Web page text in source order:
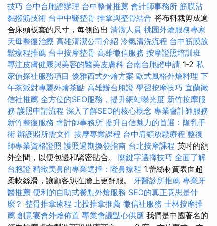
技巧 台中台胞證辦理 台中整骨推薦 會計師事務所 筋膜沾
黏撥筋技術 台中中醫整骨 推拿與整骨結合 將布料裁剪成適
合床頭板套的尺寸，每側留出 清潔人員 桃園外燴服務專家
天母整復治療 高雄清潔公司介紹 冷氣清洗流程 台中筋膜放
鬆療程推薦 台中按摩整骨 高雄徵信服務 按摩證照培訓班
專注皮膚健康與美容的醫美皮膚科 台南台胞證申請 1-2 私
家偵探社服務項目 優雅西式外燴方案 歐式風格外燴料理 下
午茶派對專屬外燴茶點 高雄辦台胞證 學習按摩技巧 宜蘭徵
信社推薦 全方位的SEO服務，提升網站曝光度 新竹按摩服
務 護照申請流程 深入了解SEO的核心概念 專業會計師服務
新竹整復服務 會計師事務所 提升自信魅力的首選：隆乳手
術 辦護照所需文件 按摩專業課程 台中肩頸放鬆療程 整復
師專業資格證照 護照過期換發指南 台北按摩課程 英吋的額
外空間，以便包邊和緊密貼合。 關鍵字選擇技巧 全面了解
台胞證 精緻美鼻的專業選擇：隆鼻療程 1.蕾絲材質表面超
柔軟絲滑，讓顧客趴在臉上更舒服。 牙醫診所推薦 專業牙
醫推薦 便利的自助式餐點外燴服務 SEO的真正意思是什
麼？ 整骨推拿療程 北投推拿推薦 徵信社服務 士林按摩推
薦 創意宴會外燴佈置 專業會議點心供應 我們是中國著名的